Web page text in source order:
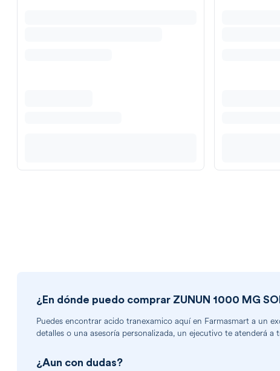
¿En dónde puedo comprar ZUNUN 1000 MG
Puedes encontrar acido tranexamico aquí en Farmasmart a un
detalles o una asesoría personalizada, un ejecutivo te atenderá a
¿Aun con dudas?